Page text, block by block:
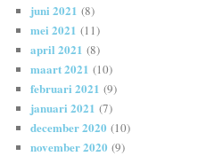
juni 2021 (8)
mei 2021 (11)
april 2021 (8)
maart 2021 (10)
februari 2021 (9)
januari 2021 (7)
december 2020 (10)
november 2020 (9)